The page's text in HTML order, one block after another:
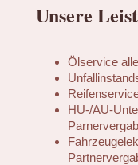
Unsere
Ölservice
HU-/AU-
Parnervergab